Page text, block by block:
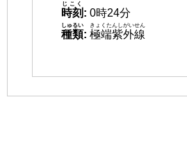
時刻
じこく
: 0時24分
種類
しゅるい
: 極端紫外線
きょくたんしがいせん